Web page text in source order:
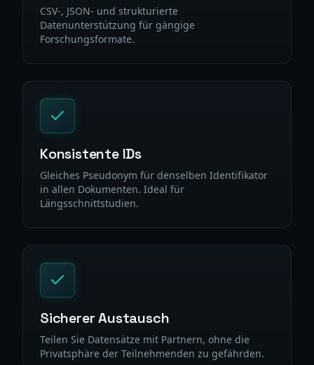
CSV-, JSON- und strukturierte
Datenunterstützung für gängige
Forschungsformate.
Konsistente IDs
Gleiches Pseudonym für denselben Identifikator
in allen Dokumenten. Ideal für
Längsschnittstudien.
Sicherer Austausch
Teilen Sie Datensätze mit Partnern, ohne die
Privatsphäre der Teilnehmenden zu gefährden.